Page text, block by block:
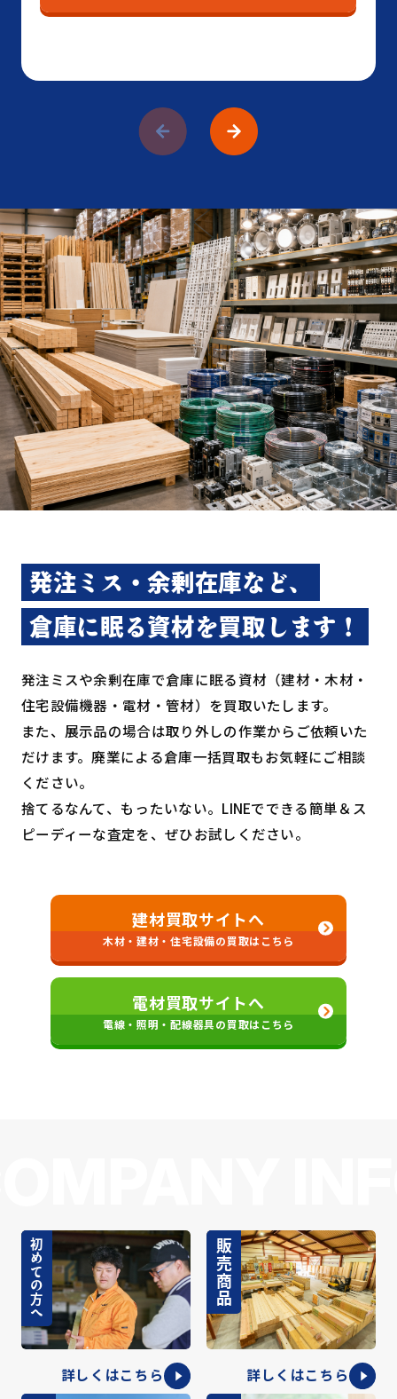
発注ミス・余剰在庫など、
倉庫に眠る資材を買取します！
発注ミスや余剰在庫で倉庫に眠る資材（建材・⽊材・
住宅設備機器・電材・管材）を買取いたします。
また、展⽰品の場合は取り外しの作業からご依頼いた
だけます。廃業による倉庫⼀括買取もお気軽にご相談
ください。
捨てるなんて、もったいない。LINEでできる簡単＆ス
ピーディーな査定を、ぜひお試しください。
建材買取サイトへ
木材・建材・住宅設備の買取はこちら
電材買取サイトへ
電線・照明・配線器具の買取はこちら
初めての方へ
詳しくはこちら
販売商品
詳しくはこちら